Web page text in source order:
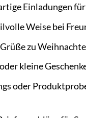
Einladungen
Weise bei
zu
kleine
oder